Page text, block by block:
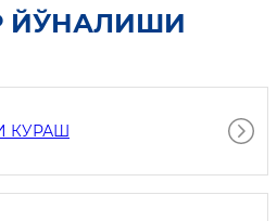
ЙЎНАЛИШИ
КУРАШ